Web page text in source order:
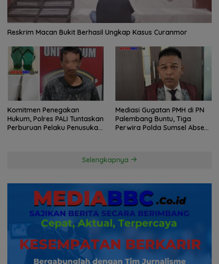
Reskrim Macan Bukit Berhasil Ungkap Kasus Curanmor
Komitmen Penegakan
Hukum, Polres PALI Tuntaskan
Perburuan Pelaku Penusukan
Mediasi Gugatan PMH di PN
Palembang Buntu, Tiga
Perwira Polda Sumsel Absen,
Selengkapnya